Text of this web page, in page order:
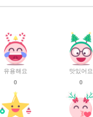
유용해요
0
맛있어요
0